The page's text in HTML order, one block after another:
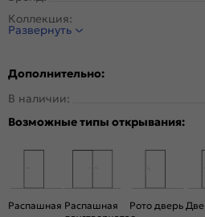
Коллекция:
Стиль:
Система открывания:
Конструкция двери:
Цвет:
Общий цвет:
Развернуть
Дополнительно:
В наличии:
Возможные типы открывания:
Распашная Распашная
Рото дверь